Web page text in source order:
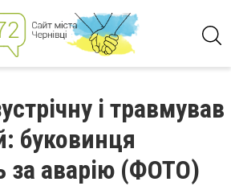
і травмував
буковинця
за аварію (ФОТО)